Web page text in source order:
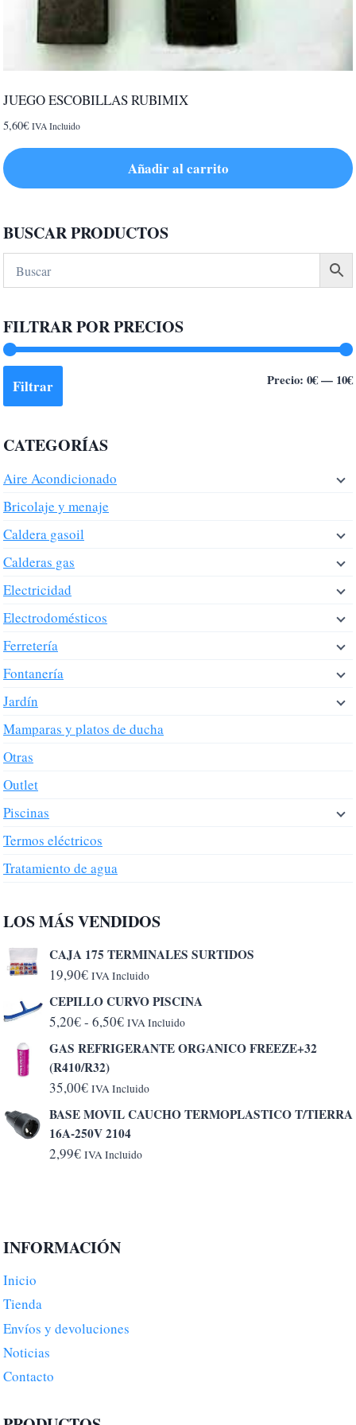
JUEGO ESCOBILLAS RUBIMIX
5,60€ IVA Incluido
Añadir al carrito
BUSCAR PRODUCTOS
FILTRAR POR PRECIOS
Filtrar Precio: 0€— 10€
CATEGORÍAS
Aire Acondicionado
Bricolaje y menaje
Caldera gasoil
Calderas gas
Electricidad
Electrodomésticos
Ferretería
Fontanería
Jardín
Mamparas y platos de ducha
Otras
Outlet
Piscinas
Termos eléctricos
Tratamiento de agua
LOS MÁS VENDIDOS
CAJA 175 TERMINALES SURTIDOS
19,90€ IVA Incluido
CEPILLO CURVO PISCINA
5,20€- 6,50€Rango
de
desde
5,20€
hasta
6,50€
IVA Incluido
GAS REFRIGERANTE ORGANICO FREEZE+32
(R410/R32)
35,00€ IVA Incluido
BASE MOVIL CAUCHO TERMOPLASTICO T/TIERRA
16A-250V 2104
2,99€ IVA Incluido
INFORMACIÓN
Inicio
Tienda
Envíos y devoluciones
Noticias
Contacto